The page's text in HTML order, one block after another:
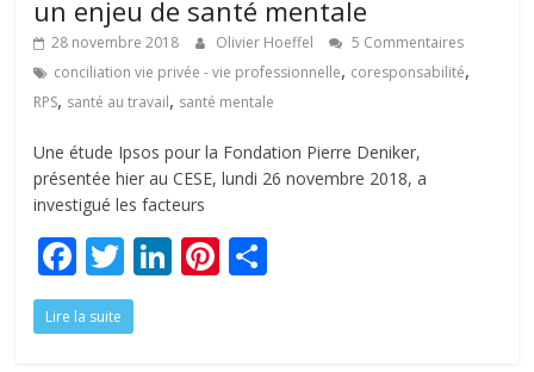
un enjeu de santé mentale
28 novembre 2018 Olivier Hoeffel
5 Commentaires
conciliation vie privée - vie professionnelle, coresponsabilité,
RPS, santé au travail, santé mentale
Une étude Ipsos pour la Fondation Pierre Deniker,
présentée hier au CESE, lundi 26 novembre 2018, a
investigué les facteurs
F
ac
e
T
w
itt
Li
n
Pi
nt
Lire la suite